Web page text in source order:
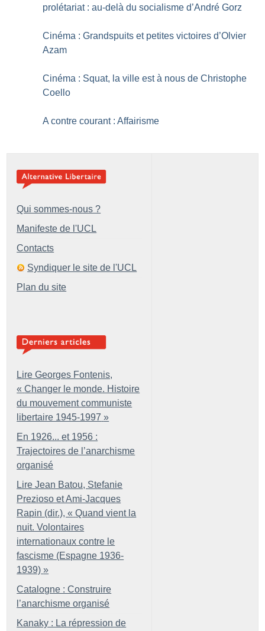
prolétariat : au-delà du socialisme d’André Gorz
Cinéma : Grandspuits et petites victoires d’Olvier
Azam
Cinéma : Squat, la ville est à nous de Christophe
Coello
A contre courant : Affairisme
Qui sommes-nous ?
Manifeste de l'UCL
Contacts
Syndiquer le site de l'UCL
Plan du site
Lire Georges Fontenis,
« Changer le monde. Histoire
du mouvement communiste
libertaire 1945-1997 »
En 1926... et 1956 :
Trajectoires de l’anarchisme
organisé
Lire Jean Batou, Stefanie
Prezioso et Ami-Jacques
Rapin (dir.), « Quand vient la
nuit. Volontaires
internationaux contre le
fascisme (Espagne 1936-
1939) »
Catalogne : Construire
l’anarchisme organisé
Kanaky : La répression de